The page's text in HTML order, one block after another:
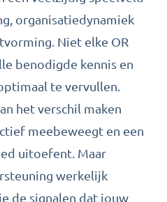
organisatiedynamiek
Niet elke OR
benodigde kennis en
te vervullen.
het verschil maken
meebeweegt en een
uitoefent. Maar
werkelijk
de signalen dat jouw